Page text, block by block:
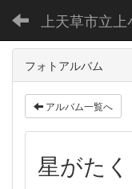
上天草市立
フォトアルバム
アルバム一覧へ
星がた